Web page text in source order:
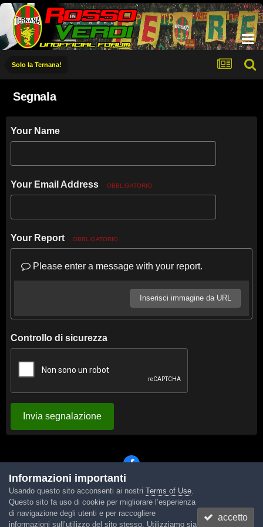
Solo la Ternana!
Segnala
Your Name
Your Email Address OBBLIGATORIO
Your Report OBBLIGATORIO
Please enter a message with your report.
Inserisci immagine da URL
Controllo di sicurezza
Invia segnalazione
Lingua Tema Contattaci Cookies
Powered by Invision Community
Informazioni importanti
Usando questo sito acconsenti ai nostri Terms of Use.
Questo sito fa uso di cookie per migliorare l’esperienza
di navigazione degli utenti e per raccogliere
informazioni sull’utilizzo del sito stesso. Utilizziamo sia
accetto